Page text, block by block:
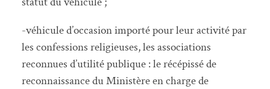
-véhicule d’occasion importé pour leur activité par
les confessions religieuses, les associations
reconnues d’utilité publique : le récépissé de
reconnaissance du Ministère en charge de